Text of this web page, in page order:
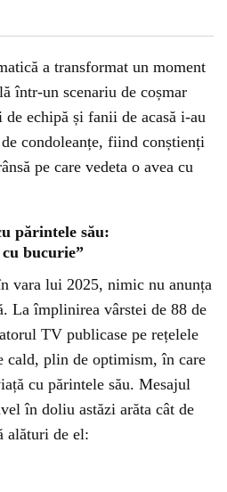
a transformat un moment
într-un scenariu de coșmar
echipă și fanii de acasă i-au
condoleanțe, fiind conștienți
pe care vedeta o avea cu
părintele său:
bucurie”
vara lui 2025, nimic nu anunța
La împlinirea vârstei de 88 de
TV publicase pe rețelele
cald, plin de optimism, în care
cu părintele său. Mesajul
în doliu astăzi arăta cât de
alături de el: